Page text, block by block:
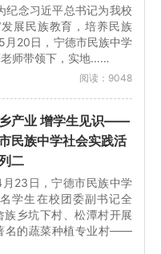
纪念习近平总书记为我校
发展民族教育，培养民族
月20日，宁德市民族中学
师带领下，实地...…
阅读：9048
产业 增学生见识——
民族中学社会实践活
二
23日，宁德市民族中学
学生在校团委副书记全
乡坑下村、松潭村开展
名的蔬菜种植专业村——